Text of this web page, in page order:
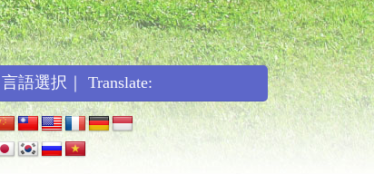
言語選択｜ Translate: